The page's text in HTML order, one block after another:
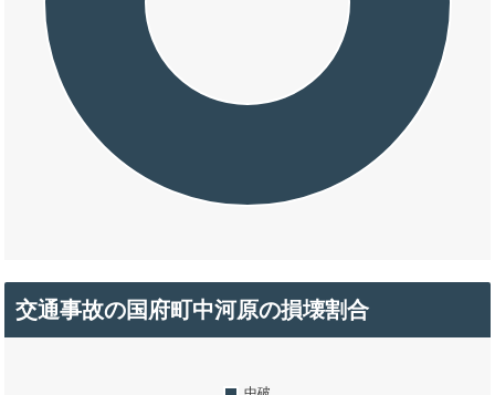
交通事故の国府町中河原の損壊割合